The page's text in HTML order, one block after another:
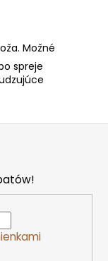
Možné
spreje